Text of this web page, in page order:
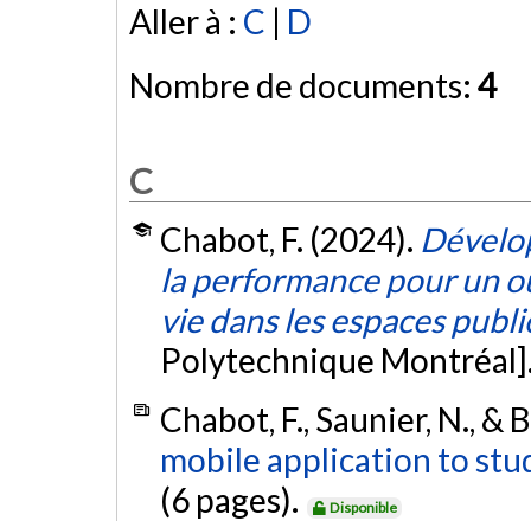
Aller à : C | D
Nombre de documents: 4
C
Chabot, F. (2024).
la performance pour un
vie dans les espaces
Polytechnique
Chabot, F., Saunier, N., &
mobile application to
(6 pages).
Disponible